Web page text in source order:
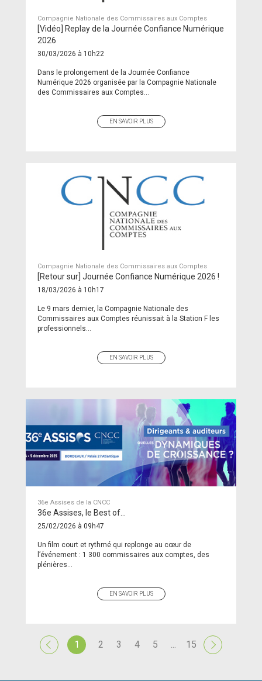
Compagnie Nationale des Commissaires aux Comptes
[Vidéo] Replay de la Journée Confiance Numérique
2026
30/03/2026 à 10h22
Dans le prolongement de la Journée Confiance
Numérique 2026 organisée par la Compagnie Nationale
des Commissaires aux Comptes...
EN SAVOIR PLUS
Compagnie Nationale des Commissaires aux Comptes
[Retour sur] Journée Confiance Numérique 2026 !
18/03/2026 à 10h17
Le 9 mars dernier, la Compagnie Nationale des
Commissaires aux Comptes réunissait à la Station F les
professionnels...
EN SAVOIR PLUS
36e Assises de la CNCC
36e Assises, le Best of…
25/02/2026 à 09h47
Un film court et rythmé qui replonge au cœur de
l’événement : 1 300 commissaires aux comptes, des
plénières...
EN SAVOIR PLUS
1 2 3 4 5 ... 15